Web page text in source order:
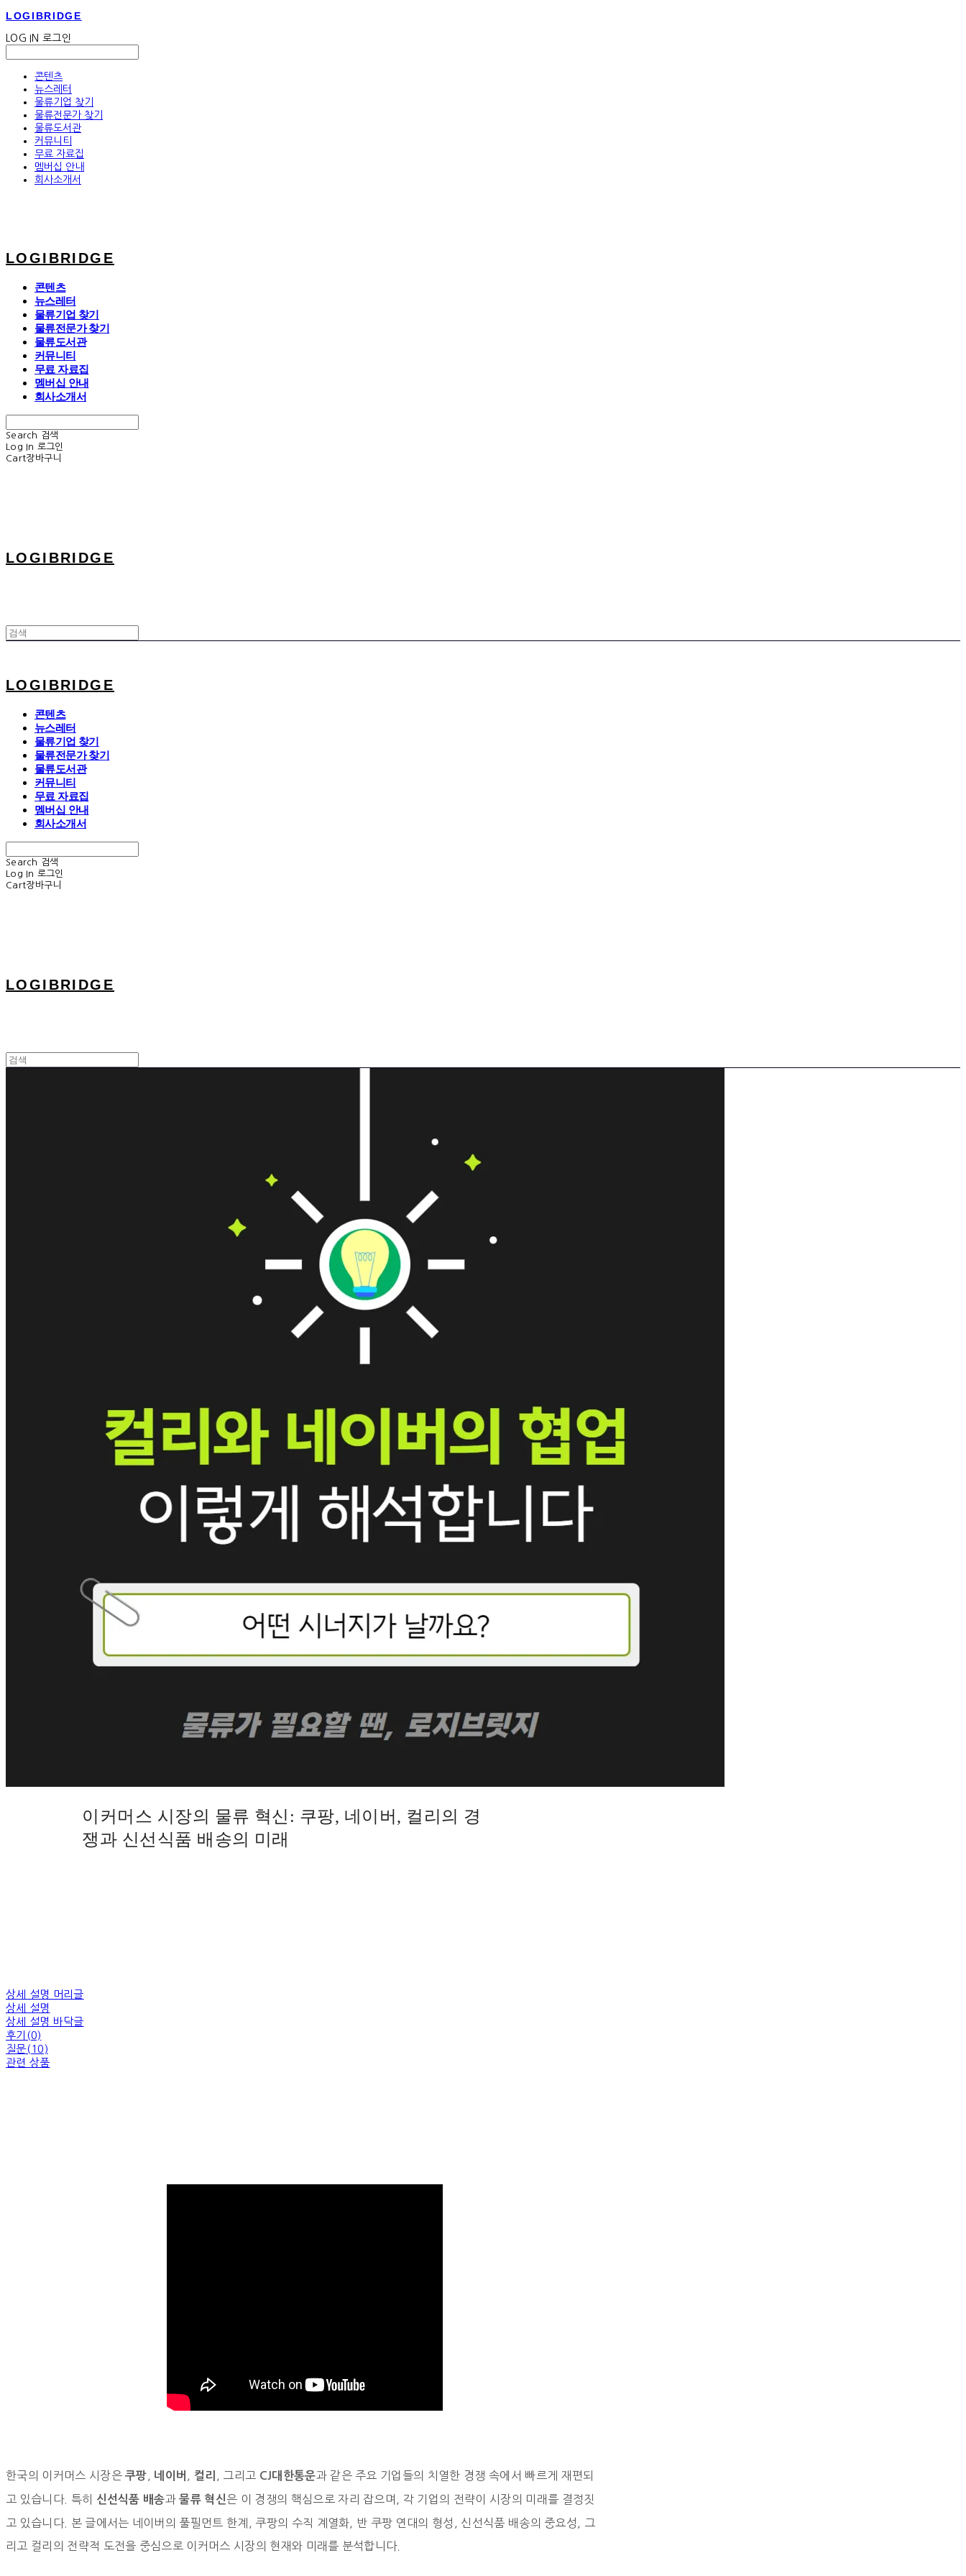
LOGIBRIDGE
LOG IN 로그인
콘텐츠
뉴스레터
물류기업 찾기
물류전문가 찾기
물류도서관
커뮤니티
무료 자료집
멤버십 안내
회사소개서
LOGIBRIDGE
콘텐츠
뉴스레터
물류기업 찾기
물류전문가 찾기
물류도서관
커뮤니티
무료 자료집
멤버십 안내
회사소개서
Search
검색
Log In 로그인
Cart장바구니
LOGIBRIDGE
LOGIBRIDGE
콘텐츠
뉴스레터
물류기업 찾기
물류전문가 찾기
물류도서관
커뮤니티
무료 자료집
멤버십 안내
회사소개서
Search
검색
Log In 로그인
Cart장바구니
LOGIBRIDGE
이커머스 시장의 물류 혁신: 쿠팡, 네이버, 컬리의 경
쟁과 신선식품 배송의 미래
상세 설명 머리글
상세 설명
상세 설명 바닥글
후기(0)
질문(10)
관련 상품
한국의 이커머스 시장은쿠팡 네이버 컬리 , 그리고 CJ대한통운과 같은 주요 기업들의 치열한 경쟁 속에서 빠르게 재편되
고 있습니다. 특히 신선식품 배송과물류 혁신 은 이 경쟁의 핵심으로 자리 잡으며, 각 기업의 전략이 시장의 미래를 결정짓
고 있습니다. 본 글에서는 네이버의 풀필먼트 한계, 쿠팡의 수직 계열화, 반 쿠팡 연대의 형성, 신선식품 배송의 중요성, 그
리고 컬리의 전략적 도전을 중심으로 이커머스 시장의 현재와 미래를 분석합니다.